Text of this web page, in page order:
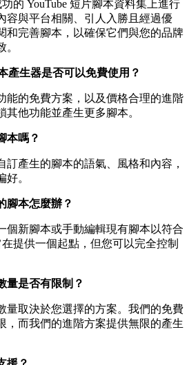
的 YouTube 短片腳本資料集上進行
容與平台相關、引人入勝且經過優
和完善腳本，以確保它們與您的品牌
產生器是否可以免費使用？
能的免費方案，以及價格合理的進階
他功能並產生更多腳本。
本嗎？
訂產生的腳本的語氣、風格和內容，
好。
腳本怎麼辦？
個新腳本或手動編輯現有腳本以符合
提供一個起點，但您可以完全控制
量是否有限制？
量取決於您選擇的方案。我們的免費
，而我們的進階方案提供無限的產生